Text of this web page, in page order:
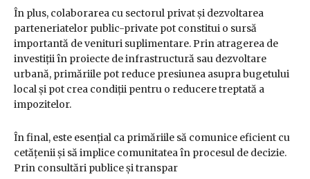
În plus, colaborarea cu sectorul privat și dezvoltarea
parteneriatelor public-private pot constitui o sursă
importantă de venituri suplimentare. Prin atragerea de
investiții în proiecte de infrastructură sau dezvoltare
urbană, primăriile pot reduce presiunea asupra bugetului
local și pot crea condiții pentru o reducere treptată a
impozitelor.
În final, este esențial ca primăriile să comunice eficient cu
cetățenii și să implice comunitatea în procesul de decizie.
Prin consultări publice și transpar